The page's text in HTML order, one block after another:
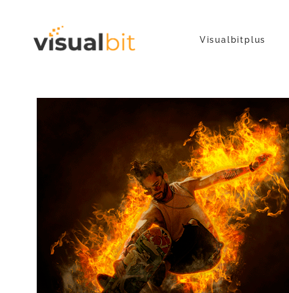
Visualbitplus